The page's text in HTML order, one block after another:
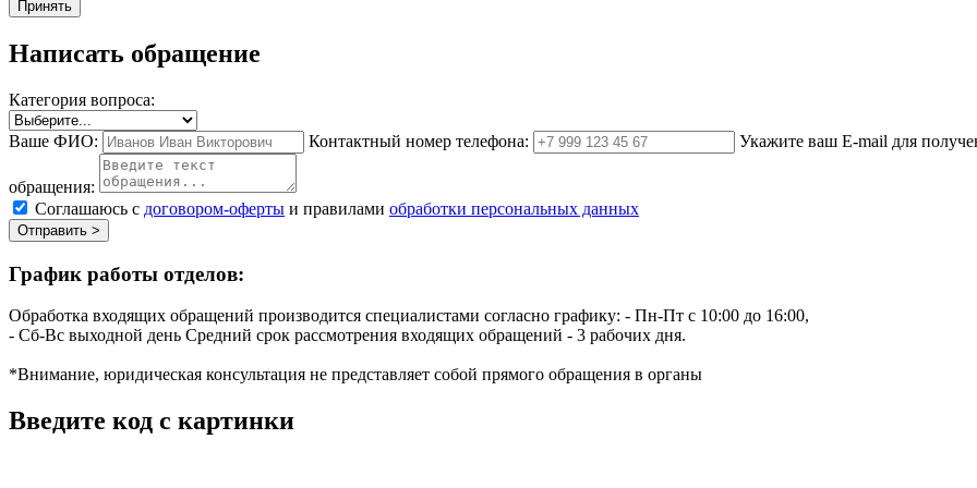
Принять
Написать обращение
Категория вопроса:
Ваше ФИО: Контактный номер телефона: Укажите ваш E-mail для
обращения:
Соглашаюсь с договором-оферты и правилами обработки персональных данных
Отправить >
График работы отделов:
Обработка входящих обращений производится специалистами согласно графику: - Пн-Пт с 10:00 до 16:00,
- Сб-Вс выходной день Средний срок рассмотрения входящих обращений - 3 рабочих дня.
*Внимание, юридическая консультация не представляет собой прямого обращения в органы
Введите код с картинки